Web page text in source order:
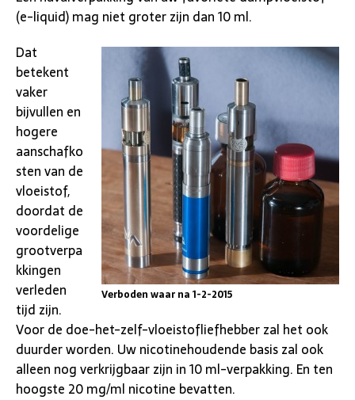
(e-liquid) mag niet groter zijn dan 10 ml.
Verboden waar na 1-2-2015
Dat
betekent
vaker
bijvullen en
hogere
aanschafko
sten van de
vloeistof,
doordat de
voordelige
grootverpa
kkingen
verleden
tijd zijn.
Voor de doe-het-zelf-vloeistofliefhebber zal het ook
duurder worden. Uw nicotinehoudende basis zal ook
alleen nog verkrijgbaar zijn in 10 ml-verpakking. En ten
hoogste 20 mg/ml nicotine bevatten.